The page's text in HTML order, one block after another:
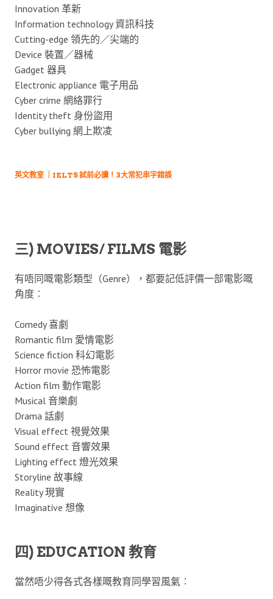
Innovation 革新
Information technology 資訊科技
Cutting-edge 領先的／尖端的
Device 裝置／器械
Gadget 器具
Electronic appliance 電子用品
Cyber crime 網絡罪行
Identity theft 身份盜用
Cyber bullying 網上欺凌
英文教室 ｜IELTS 試前必讀！3大常犯串字錯誤
三) MOVIES/ FILMS 電影
有唔同嘅電影類型（Genre），都要記低評價一部電影嘅
角度︰
Comedy 喜劇
Romantic film 愛情電影
Science fiction 科幻電影
Horror movie 恐怖電影
Action film 動作電影
Musical 音樂劇
Drama 話劇
Visual effect 視覺效果
Sound effect 音響效果
Lighting effect 燈光效果
Storyline 故事線
Reality 現實
Imaginative 想像
四) EDUCATION 教育
當然唔少得各式各樣嘅教育同學習風氣︰